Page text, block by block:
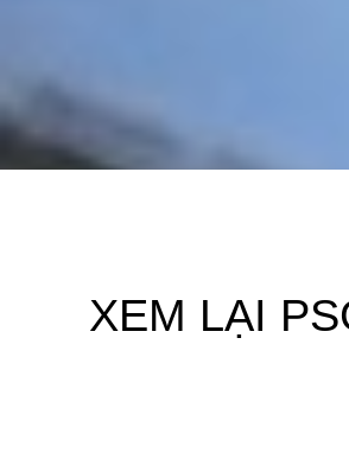
XEM LẠI